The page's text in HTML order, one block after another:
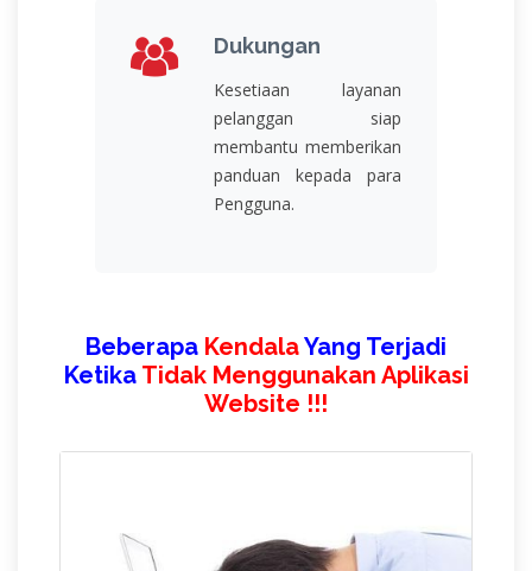
Dukungan
Kesetiaan layanan
pelanggan siap
membantu memberikan
panduan kepada para
Pengguna.
Beberapa KendalaYang Terjadi
Ketika Tidak Menggunakan Aplikasi
Website !!!